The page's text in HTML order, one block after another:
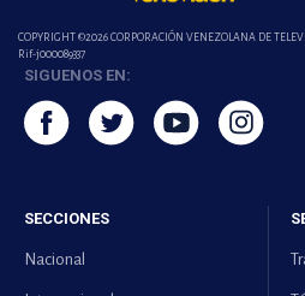
COPYRIGHT ©2026 CORPORACIÓN VENEZOLANA DE
Rif-j000089337
SIGUENOS EN:
SECCIONES
Nacional